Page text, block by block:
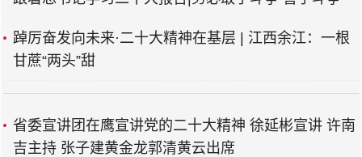
踔厉奋发向未来·二十大精神在基层 | 江西余江：一根
甘蔗“两头”甜
省委宣讲团在鹰宣讲党的二十大精神 徐延彬宣讲 许南
吉主持 张子建黄金龙郭清黄云出席